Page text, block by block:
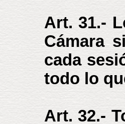
Art. 31.-
Cámara
cada
todo lo
Art. 32.-